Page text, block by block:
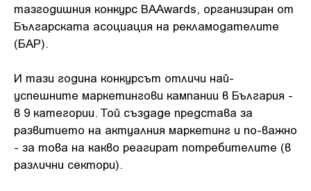
тазгодишния конкурс BAAwards, организиран от
Българската асоциация на рекламодателите
(БАР).
И тази година конкурсът отличи най-
успешните маркетингови кампании в България -
в 9 категории. Той създаде представа за
развитието на актуалния маркетинг и по-важно
- за това на какво реагират потребителите (в
различни сектори).